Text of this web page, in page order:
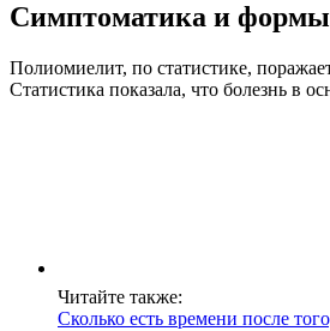
Симптоматика и формы
Полиомиелит, по статистике,
Статистика показала, что болезнь в
Читайте также:
Сколько есть времени после